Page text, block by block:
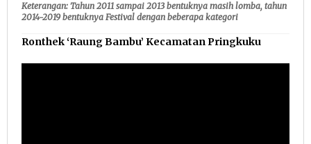
Keterangan: Tahun 2011 sampai 2013 bentuknya masih lomba, tahun
2014-2019 bentuknya Festival dengan beberapa kategori
Ronthek ‘Raung Bambu’ Kecamatan Pringkuku